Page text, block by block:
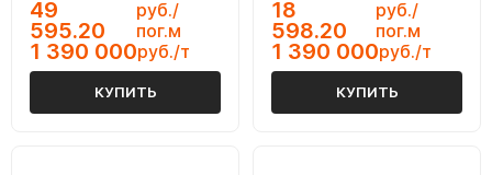
49
595.20
руб./
пог.м
1 390 000руб./т
КУПИТЬ
18
598.20
руб./
пог.м
1 390 000руб./т
КУПИТЬ